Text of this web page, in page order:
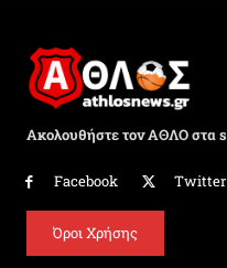
Ακολουθήστε τον ΑΘΛΟ στα
Facebook Twitter
Όροι Χρήσης